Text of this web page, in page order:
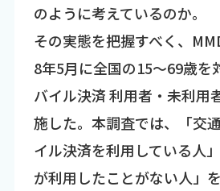
のように考えているのか。
その実態を把握すべく、
8年5月に全国の15～69歳を
バイル決済 利用者・未利用
施した。本調査では、「交
イル決済を利用している人
が利用したことがない人」